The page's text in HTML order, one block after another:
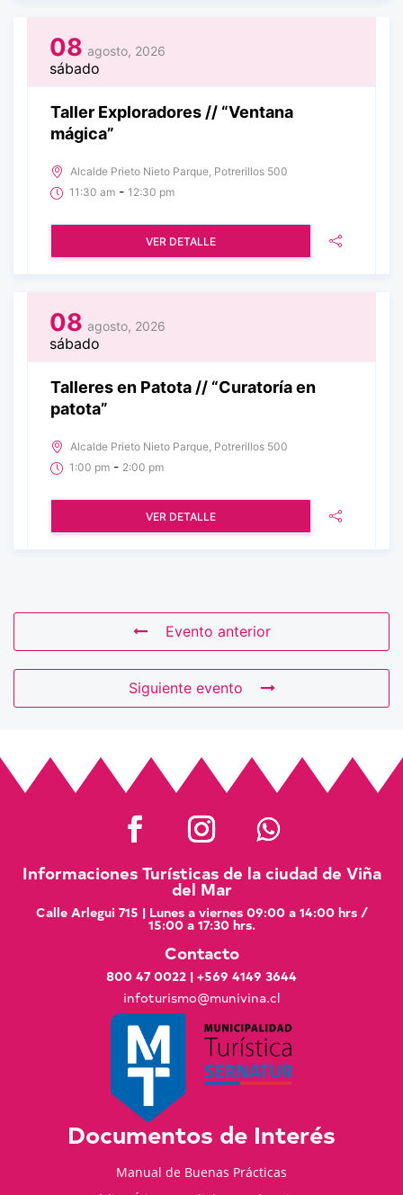
08 agosto, 2026
sábado
Taller Exploradores // “Ventana
mágica”
Alcalde Prieto Nieto Parque, Potrerillos 500
11:30 am - 12:30 pm
VER DETALLE
08 agosto, 2026
sábado
Talleres en Patota // “Curatoría en
patota”
Alcalde Prieto Nieto Parque, Potrerillos 500
1:00 pm - 2:00 pm
VER DETALLE
Evento anterior
Siguiente evento
Informaciones Turísticas de la ciudad de Viña
del Mar
Calle Arlegui 715 | Lunes a viernes 09:00 a 14:00 hrs /
15:00 a 17:30 hrs.
Contacto
800 47 0022 | +569 4149 3644
infoturismo@munivina.cl
Documentos de Interés
Manual de Buenas Prácticas